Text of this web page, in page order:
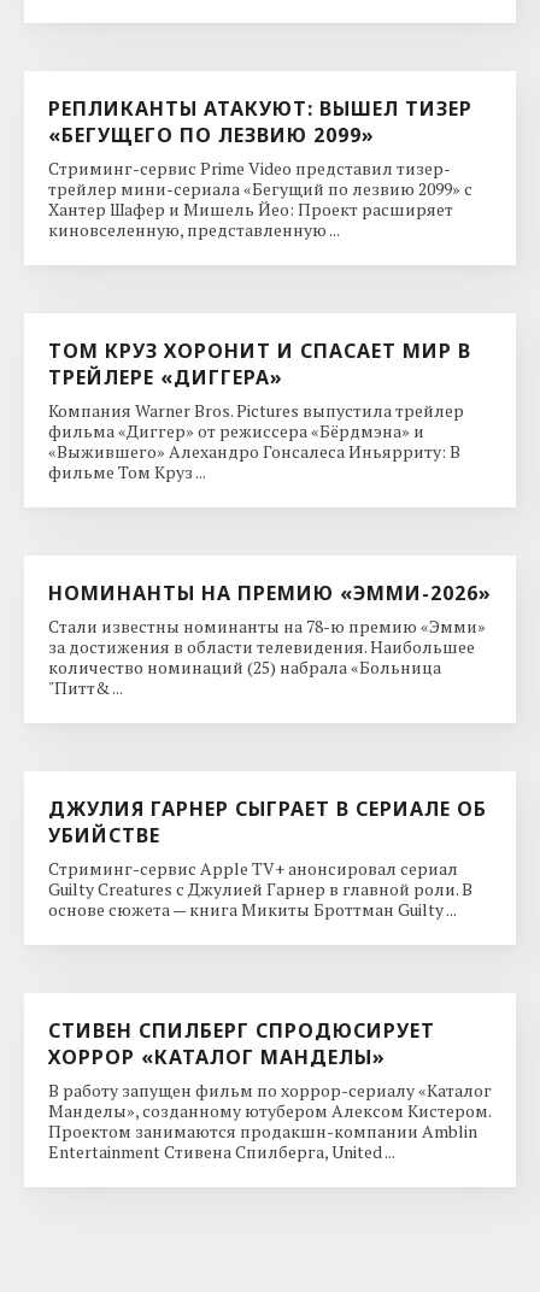
РЕПЛИКАНТЫ АТАКУЮТ: ВЫШЕЛ ТИЗЕР
«БЕГУЩЕГО ПО ЛЕЗВИЮ 2099»
Стриминг-сервис Prime Video представил тизер-
трейлер мини-сериала «Бегущий по лезвию 2099» с
Хантер Шафер и Мишель Йео: Проект расширяет
киновселенную, представленную ...
ТОМ КРУЗ ХОРОНИТ И СПАСАЕТ МИР В
ТРЕЙЛЕРЕ «ДИГГЕРА»
Компания Warner Bros. Pictures выпустила трейлер
фильма «Диггер» от режиссера «Бёрдмэна» и
«Выжившего» Алехандро Гонсалеса Иньярриту: В
фильме Том Круз ...
НОМИНАНТЫ НА ПРЕМИЮ «ЭММИ-2026»
Стали известны номинанты на 78-ю премию «Эмми»
за достижения в области телевидения. Наибольшее
количество номинаций (25) набрала «Больница
"Питт& ...
ДЖУЛИЯ ГАРНЕР СЫГРАЕТ В СЕРИАЛЕ ОБ
УБИЙСТВЕ
Стриминг-сервис Apple TV+ анонсировал сериал
Guilty Creatures с Джулией Гарнер в главной роли. В
основе сюжета — книга Микиты Броттман Guilty ...
СТИВЕН СПИЛБЕРГ СПРОДЮСИРУЕТ
ХОРРОР «КАТАЛОГ МАНДЕЛЫ»
В работу запущен фильм по хоррор-сериалу «Каталог
Манделы», созданному ютубером Алексом Кистером.
Проектом занимаются продакшн-компании Amblin
Entertainment Стивена Спилберга, United ...